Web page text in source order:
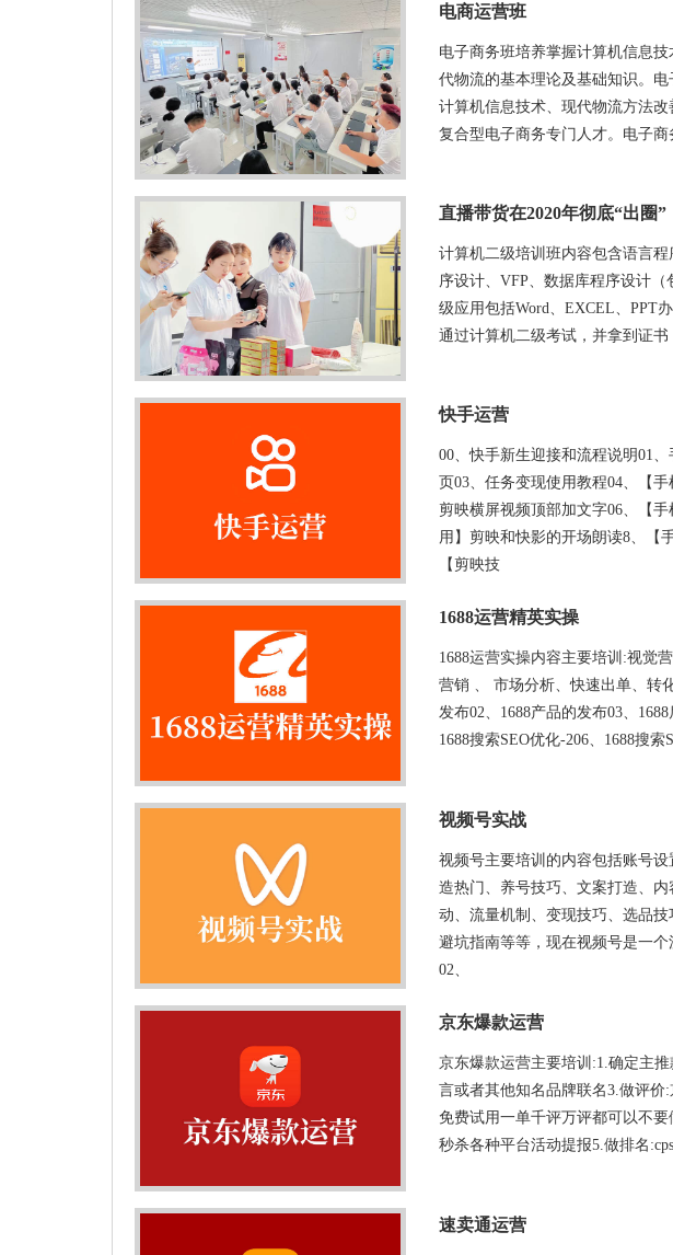
电商运营班
电子商务班培养掌握计算机信息
代物流的基本理论及基础知识。
计算机信息技术、现代物流方法
复合型电子商务专门人才。电子商
直播带货在2020年彻底“出圈”
计算机二级培训班内容包含语言程
序设计、VFP、数据库程序设计（
级应用包括Word、EXCEL、PPT
通过计算机二级考试，并拿到证书
快手运营
00、快手新生迎接和流程说明01
页03、任务变现使用教程04、【
剪映横屏视频顶部加文字06、【
用】剪映和快影的开场朗读8、【
【剪映技
1688运营精英实操
1688运营实操内容主要培训:视觉
营销 、 市场分析、快速出单、转
发布02、1688产品的发布03、
1688搜索SEO优化-206、1688搜索
视频号实战
视频号主要培训的内容包括账号
造热门、养号技巧、文案打造、
动、流量机制、变现技巧、选品
避坑指南等等，现在视频号是一
02、
京东爆款运营
京东爆款运营主要培训:1.确定主
言或者其他知名品牌联名3.做评
免费试用一单千评万评都可以不要
秒杀各种平台活动提报5.做排名
速卖通运营